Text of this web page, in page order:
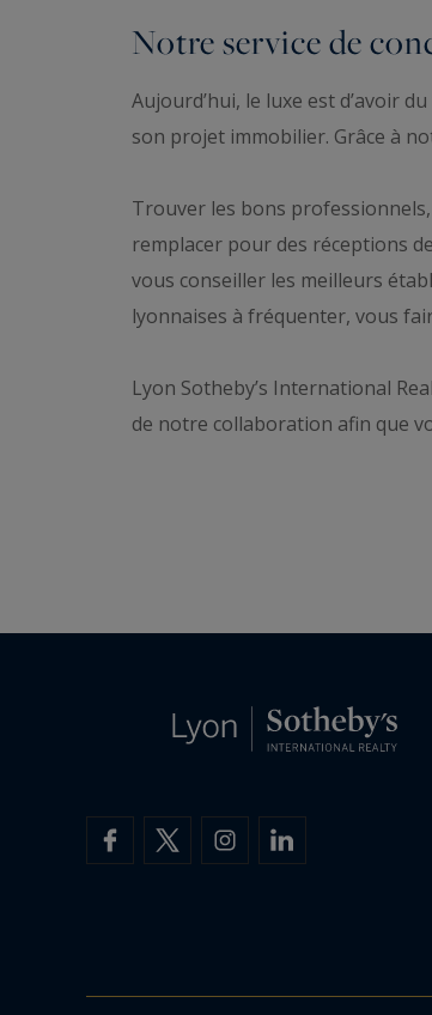
Notre service de
Aujourd’hui, le luxe est d’avoir
son projet immobilier. Grâce à
Trouver les bons
remplacer pour des réceptions
vous conseiller les meilleurs
lyonnaises à fréquenter, vous
Lyon Sotheby’s International
de notre collaboration afin que